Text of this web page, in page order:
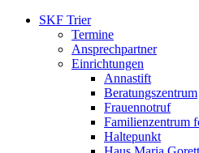
SKF Trier
Termine
Ansprechpartner
Einrichtungen
Annastift
Beratungszentrum
Frauennotruf
Familienzentrum
Haltepunkt